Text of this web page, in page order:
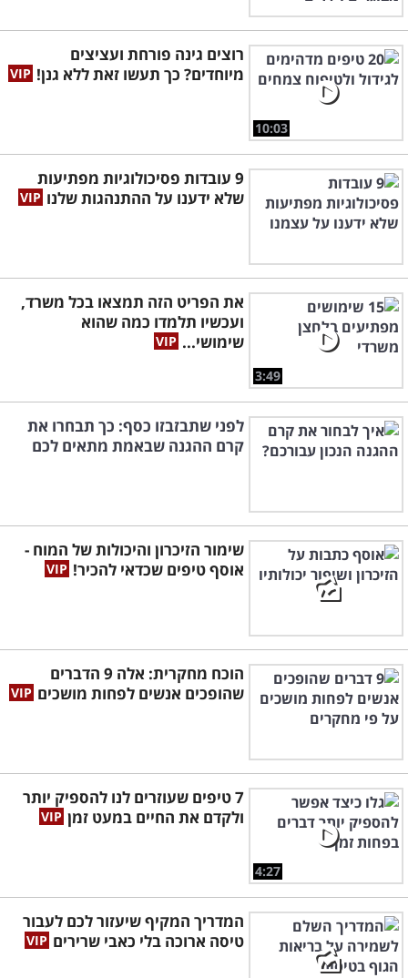
10:03
רוצים גינה פורחת ועציצים
מיוחדים? כך תעשו זאת ללא גנן!
9 עובדות פסיכולוגיות מפתיעות
שלא ידענו על ההתנהגות שלנו
3:49
את הפריט הזה תמצאו בכל משרד,
ועכשיו תלמדו כמה שהוא
שימושי...
לפני שתבזבזו כסף: כך תבחרו את
קרם ההגנה שבאמת מתאים לכם
שימור הזיכרון והיכולות של המוח -
אוסף טיפים שכדאי להכיר!
הוכח מחקרית: אלה 9 הדברים
שהופכים אנשים לפחות מושכים
4:27
7 טיפים שעוזרים לנו להספיק יותר
ולקדם את החיים במעט זמן
המדריך המקיף שיעזור לכם לעבור
טיסה ארוכה בלי כאבי שרירים